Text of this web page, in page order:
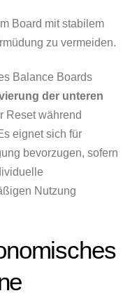
Board mit stabilem
zu vermeiden.
Balance Boards
der unteren
Reset während
eignet sich für
bevorzugen, sofern
Nutzung